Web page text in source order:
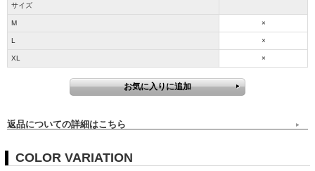
サイズ
M ×
L ×
XL ×
返品についての詳細はこちら
COLOR VARIATION